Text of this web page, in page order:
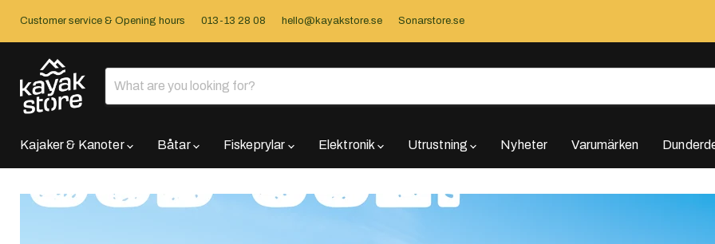
Customer service & Opening hours 013-13 28 08 hello@kayakstore.se Sonarstore.se
Kajaker & Kanoter Båtar Fiskeprylar Elektronik Utrustning Nyheter Varumärken